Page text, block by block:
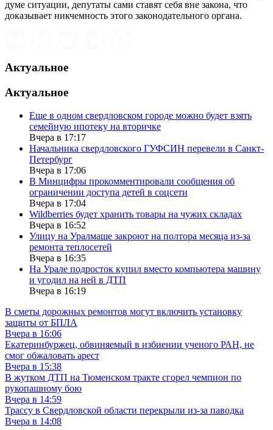
думе ситуации, депутаты сами ставят себя вне закона, что
доказывает никчемность этого законодательного органа.
Актуальное
Актуальное
Еще в одном свердловском городе можно будет взять
семейную ипотеку на вторичке
Вчера в 17:17
Начальника свердловского ГУФСИН перевели в Санкт-
Петербург
Вчера в 17:06
В Минцифры прокомментировали сообщения об
ограничении доступа детей в соцсети
Вчера в 17:04
Wildberries будет хранить товары на чужих складах
Вчера в 16:52
Улицу на Уралмаше закроют на полтора месяца из-за
ремонта теплосетей
Вчера в 16:35
На Урале подросток купил вместо компьютера машину
и угодил на ней в ДТП
Вчера в 16:19
В сметы дорожных ремонтов могут включить установку
защиты от БПЛА
Вчера в 16:06
Екатеринбуржец, обвиняемый в избиении ученого РАН, не
смог обжаловать арест
Вчера в 15:38
В жутком ДТП на Тюменском тракте сгорел чемпион по
рукопашному бою
Вчера в 14:59
Трассу в Свердловской области перекрыли из-за паводка
Вчера в 14:08